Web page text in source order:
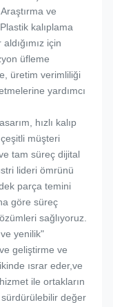
ve
kalıplama
için
üfleme
üretim verimliliği
yardımcı
hızlı kalıp
müşteri
tam süreç dijital
lideri ömrünü
parça temini
göre süreç
sağlıyoruz.
yenilik"
geliştirme ve
ısrar eder,ve
ile ortakların
sürdürülebilir değer